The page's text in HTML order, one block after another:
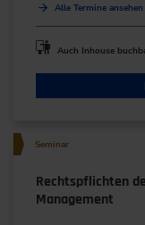
Alle Termine ansehen
Auch Inhouse
Seminar
Rechtspflichten
Management